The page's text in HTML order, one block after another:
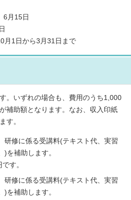
月15日
1日から3月31日まで
。いずれの場合も、費用のうち1,000
補助額となります。なお、収入印紙
す。
研修に係る受講料(テキスト代、実習
)を補助します。
す。
研修に係る受講料(テキスト代、実習
)を補助します。